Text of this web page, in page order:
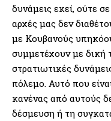
δυνάμεις εκεί, ούτε
αρχές μας δεν
με Κουβανούς
συμμετέχουν με δική
στρατιωτικές
πόλεμο. Αυτό που
κανένας από αυτούς
δέσμευση ή τη